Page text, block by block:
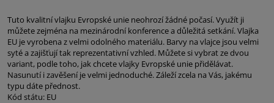
Tuto kvalitní vlajku Evropské unie neohrozí žádné počasí. Využít ji
můžete zejména na mezinárodní konference a důležitá setkání. Vlajka
EU je vyrobena z velmi odolného materiálu. Barvy na vlajce jsou velmi
syté a zajišťují tak reprezentativní vzhled. Můžete si vybrat ze dvou
variant, podle toho, jak chcete vlajky Evropské unie přidělávat.
Nasunutí i zavěšení je velmi jednoduché. Záleží zcela na Vás, jakému
typu dáte přednost.
Kód státu: EU